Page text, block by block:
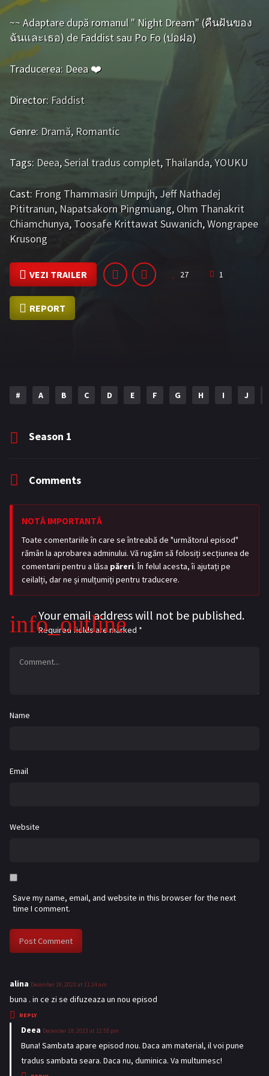
BL Philipine Cupluri Mixte
ALĂTURĂ-TE
Înregistrează-te Autentificare
Contul meu
~~ Adaptare după romanul " Night Dream" (คืนฝันของ
ฉันและเธอ) de Faddist sau Po Fo (ปอฝอ)
Traducerea: Deea ❤️
Director: Faddist
Genre: Dramă, Romantic
Tags: Deea,Serial tradus complet, Thailanda,YOUKU
Cast: Frong Thammasiri Umpujh, Jeff Nathadej
Pititranun, Napatsakorn Pingmuang, Ohm Thanakrit
Chiamchunya, Toosafe Krittawat Suwanich,Wongrapee
Krusong
VEZI TRAILER 27 1
REPORT
# A B C D E F G H I J
Season 1
Comments
NOTĂ IMPORTANTĂ
Toate comentariile în care se întreabă de "următorul episod"
rămân la aprobarea adminului. Vă rugăm să folosiți secțiunea de
comentarii pentru a lăsa păreri. În felul acesta, îi ajutați pe
ceilalți, dar ne și mulțumiți pentru traducere.
Your email address will not be published.
Required fields are marked *
Name
Email
Website
Save my name, email, and website in this browser for the next
time I comment.
alina s
a
y
s
:
December 18, 2023 at 11:24 am
buna . in ce zi se difuzeaza un nou episod
REPLY
Deea s
a
y
December 18, 2023 at 12:55 pm
Buna! Sambata apare episod nou. Daca am material, il voi pune
tradus sambata seara. Daca nu, duminica. Va multumesc!